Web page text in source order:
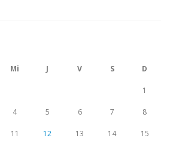
Mi J V S D
1
4 5 6 7 8
11 12 13 14 15